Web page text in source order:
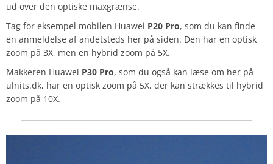
ud over den optiske maxgrænse.
Tag for eksempel mobilen Huawei P20 Pro, som du kan finde
en anmeldelse af andetsteds her på siden. Den har en optisk
zoom på 3X, men en hybrid zoom på 5X.
Makkeren Huawei P30 Pro, som du også kan læse om her på
ulnits.dk, har en optisk zoom på 5X, der kan strækkes til hybrid
zoom på 10X.